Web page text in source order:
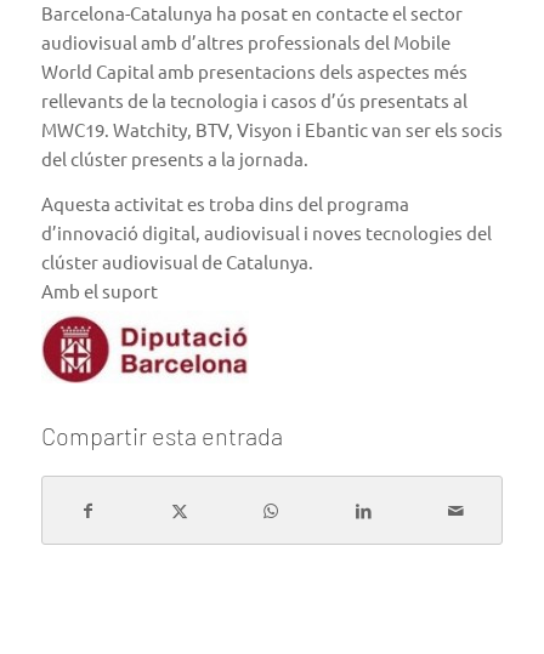
Barcelona-Catalunya ha posat en contacte el sector
audiovisual amb d’altres professionals del Mobile
World Capital amb presentacions dels aspectes més
rellevants de la tecnologia i casos d’ús presentats al
MWC19. Watchity, BTV, Visyon i Ebantic van ser els socis
del clúster presents a la jornada.
Aquesta activitat es troba dins del programa
d’innovació digital, audiovisual i noves tecnologies del
clúster audiovisual de Catalunya.
Amb el suport
Compartir esta entrada